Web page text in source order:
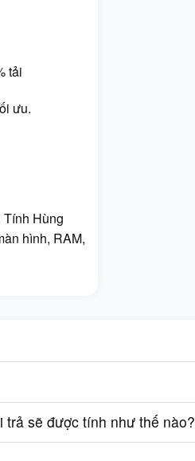
tải
ưu.
Hùng
hình, RAM,
sẽ được tính như thế nào?